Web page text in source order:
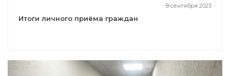
8 сентября 2025
Итоги личного приёма граждан